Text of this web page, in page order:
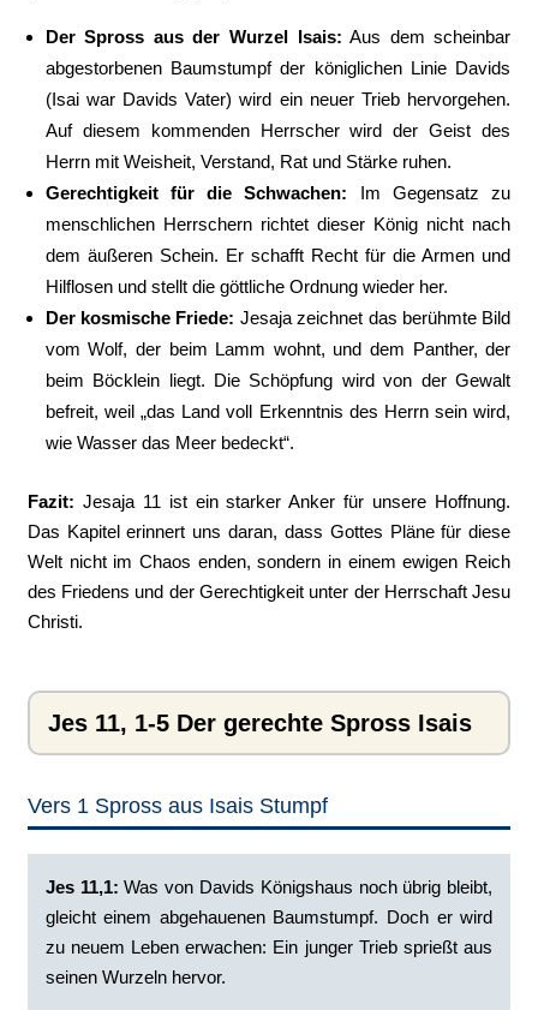
Der Spross aus der Wurzel Isais: Aus dem scheinbar
abgestorbenen Baumstumpf der königlichen Linie Davids
(Isai war Davids Vater) wird ein neuer Trieb hervorgehen.
Auf diesem kommenden Herrscher wird der Geist des
Herrn mit Weisheit, Verstand, Rat und Stärke ruhen.
Gerechtigkeit für die Schwachen: Im Gegensatz zu
menschlichen Herrschern richtet dieser König nicht nach
dem äußeren Schein. Er schafft Recht für die Armen und
Hilflosen und stellt die göttliche Ordnung wieder her.
Der kosmische Friede: Jesaja zeichnet das berühmte Bild
vom Wolf, der beim Lamm wohnt, und dem Panther, der
beim Böcklein liegt. Die Schöpfung wird von der Gewalt
befreit, weil „das Land voll Erkenntnis des Herrn sein wird,
wie Wasser das Meer bedeckt“.
Fazit: Jesaja 11 ist ein starker Anker für unsere Hoffnung.
Das Kapitel erinnert uns daran, dass Gottes Pläne für diese
Welt nicht im Chaos enden, sondern in einem ewigen Reich
des Friedens und der Gerechtigkeit unter der Herrschaft Jesu
Christi.
Jes 11, 1-5 Der gerechte Spross Isais
Vers 1 Spross aus Isais Stumpf
Jes 11,1: Was von Davids Königshaus noch übrig bleibt,
gleicht einem abgehauenen Baumstumpf. Doch er wird
zu neuem Leben erwachen: Ein junger Trieb sprießt aus
seinen Wurzeln hervor.